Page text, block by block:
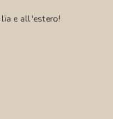
e all'estero!